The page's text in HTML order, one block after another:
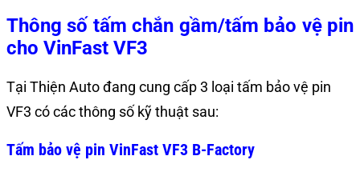
Thông số tấm chắn gầm/tấm bảo vệ pin
cho VinFast VF3
Tại Thiện Auto đang cung cấp 3 loại tấm bảo vệ pin
VF3 có các thông số kỹ thuật sau:
Tấm bảo vệ pin VinFast VF3 B-Factory